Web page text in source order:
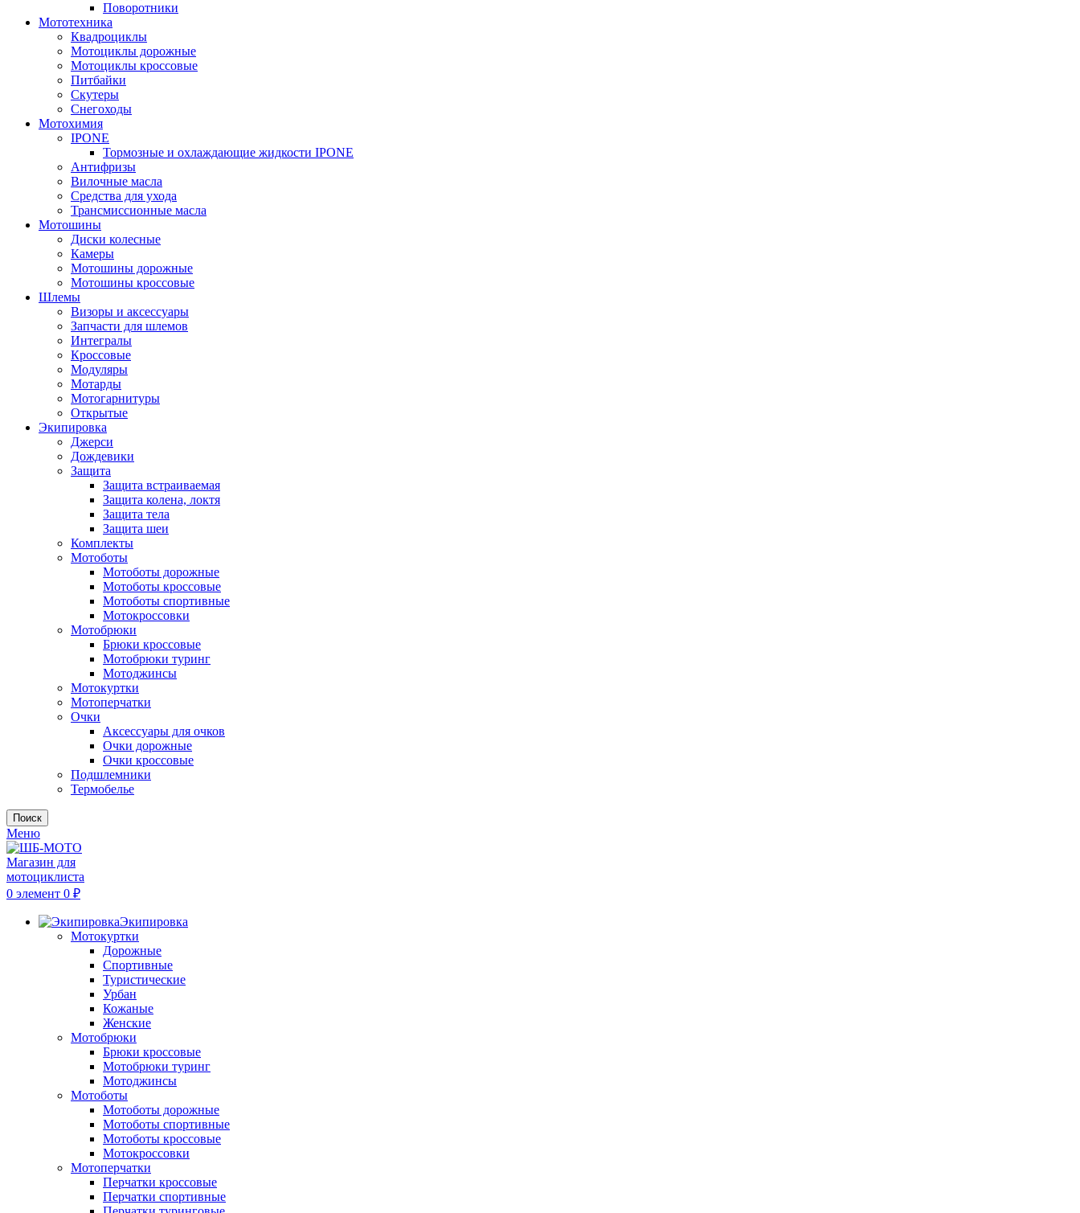
Поворотники
Мототехника
Квадроциклы
Мотоциклы дорожные
Мотоциклы кроссовые
Питбайки
Скутеры
Снегоходы
Мотохимия
IPONE
Тормозные и охлаждающие жидкости IPONE
Антифризы
Вилочные масла
Средства для ухода
Трансмиссионные масла
Мотошины
Диски колесные
Камеры
Мотошины дорожные
Мотошины кроссовые
Шлемы
Визоры и аксессуары
Запчасти для шлемов
Интегралы
Кроссовые
Модуляры
Мотарды
Мотогарнитуры
Открытые
Экипировка
Джерси
Дождевики
Защита
Защита встраиваемая
Защита колена, локтя
Защита тела
Защита шеи
Комплекты
Мотоботы
Мотоботы дорожные
Мотоботы кроссовые
Мотоботы спортивные
Мотокроссовки
Мотобрюки
Брюки кроссовые
Мотобрюки туринг
Мотоджинсы
Мотокуртки
Мотоперчатки
Очки
Аксессуары для очков
Очки дорожные
Очки кроссовые
Подшлемники
Термобелье
Поиск
Меню
0 элемент 0 ₽
Экипировка
Мотокуртки
Дорожные
Спортивные
Туристические
Урбан
Кожаные
Женские
Мотобрюки
Брюки кроссовые
Мотобрюки туринг
Мотоджинсы
Мотоботы
Мотоботы дорожные
Мотоботы спортивные
Мотоботы кроссовые
Мотокроссовки
Мотоперчатки
Перчатки кроссовые
Перчатки спортивные